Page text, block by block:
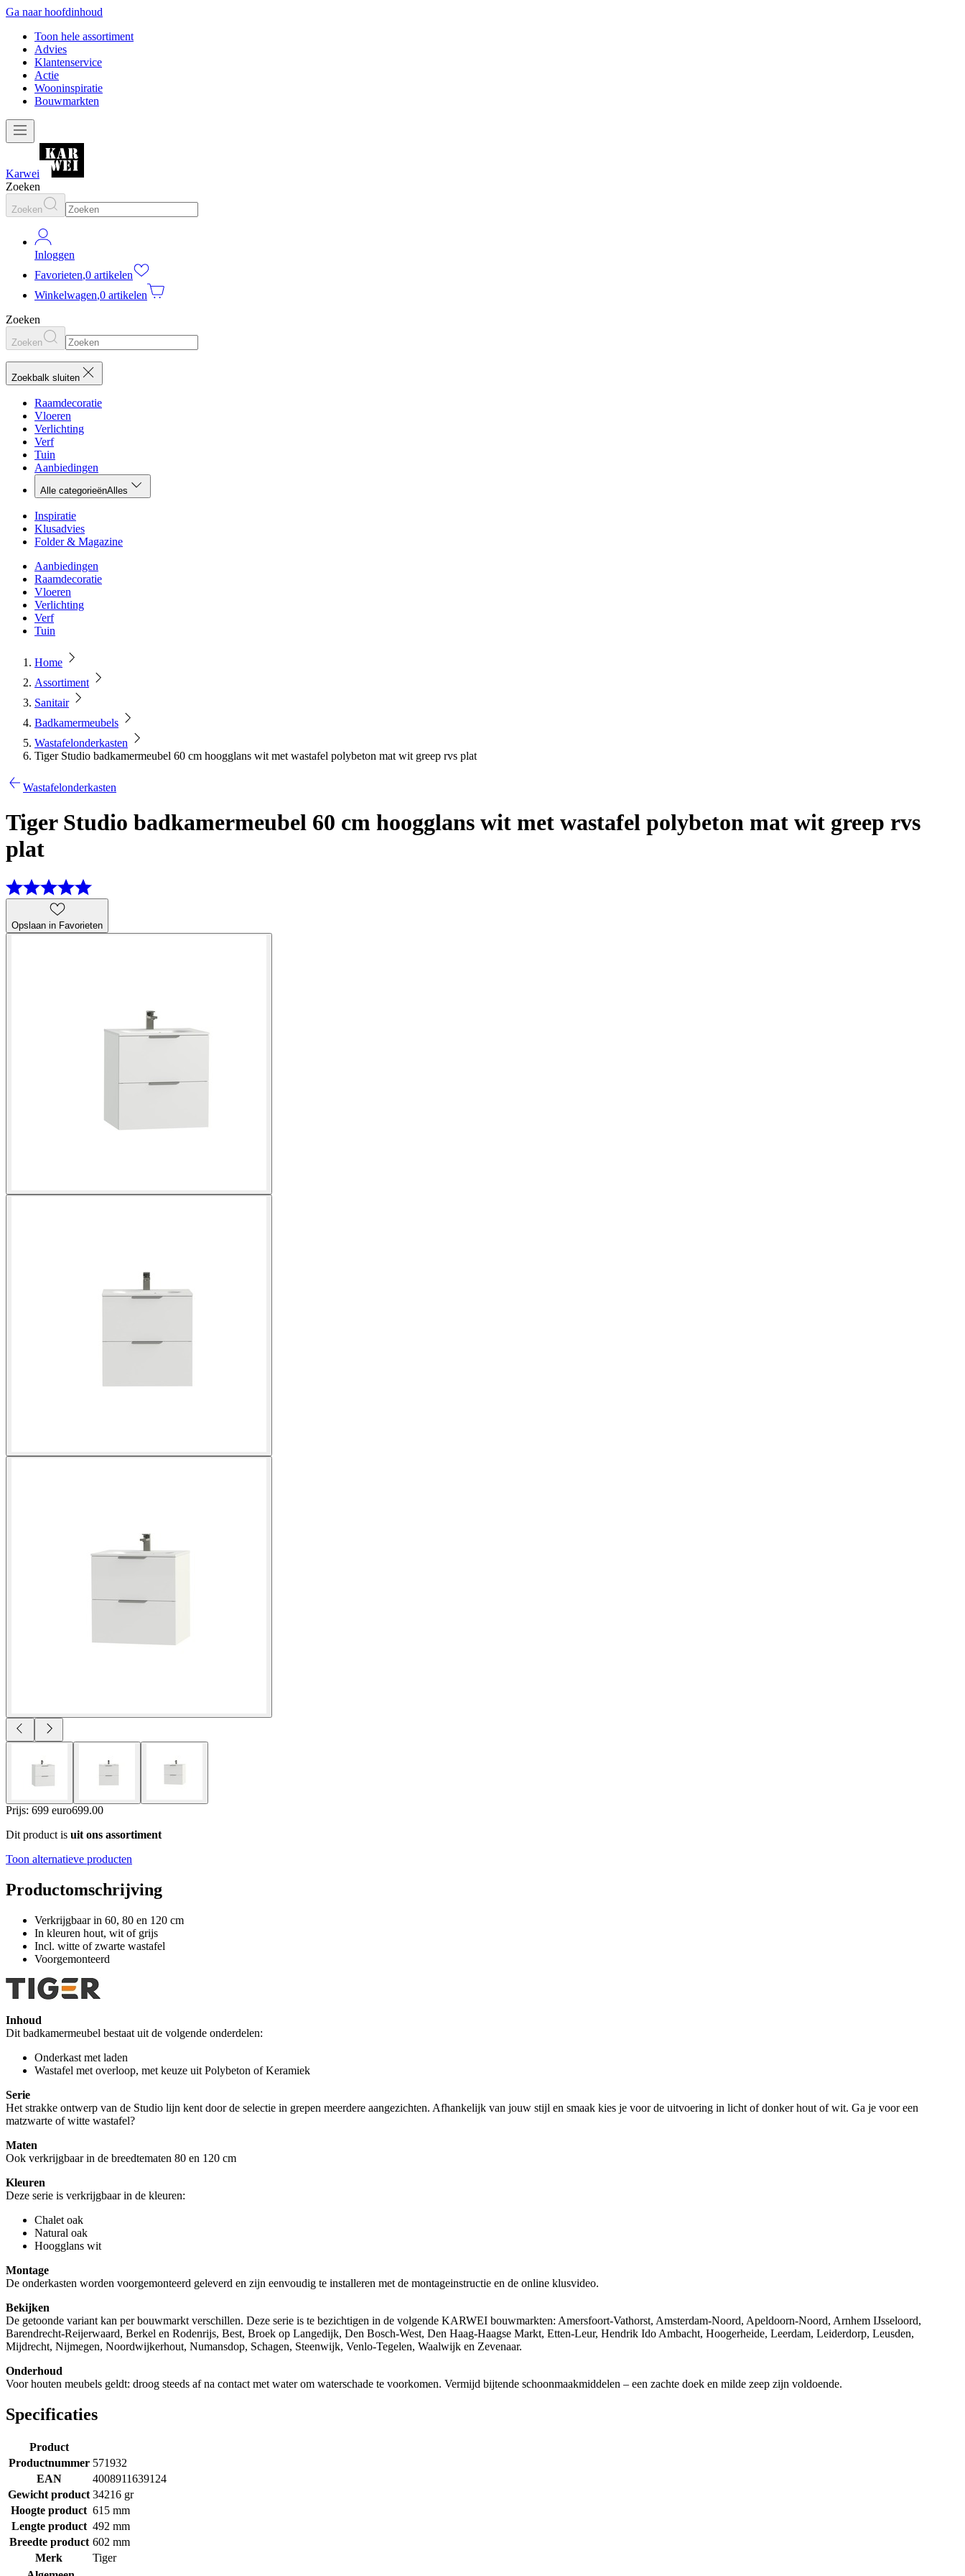
Ga naar hoofdinhoud
Toon hele assortiment
Advies
Klantenservice
Actie
Wooninspiratie
Bouwmarkten
Karwei
Zoeken
Zoeken
Inloggen
Favorieten,0 artikelen
Winkelwagen,0 artikelen
Zoeken
Zoeken
Zoekbalk sluiten
Raamdecoratie
Vloeren
Verlichting
Verf
Tuin
Aanbiedingen
Alle categorieënAlles
Inspiratie
Klusadvies
Folder & Magazine
Aanbiedingen
Raamdecoratie
Vloeren
Verlichting
Verf
Tuin
Home
Assortiment
Sanitair
Badkamermeubels
Wastafelonderkasten
Tiger Studio badkamermeubel 60 cm hoogglans wit met wastafel polybeton mat wit greep rvs plat
Wastafelonderkasten
Tiger Studio badkamermeubel 60 cm hoogglans wit met wastafel polybeton mat wit greep rvs
plat
Opslaan in Favorieten
Prijs: 699 euro699.00
Dit product is uit ons assortiment
Toon alternatieve producten
Productomschrijving
Verkrijgbaar in 60, 80 en 120 cm
In kleuren hout, wit of grijs
Incl. witte of zwarte wastafel
Voorgemonteerd
Inhoud
Dit badkamermeubel bestaat uit de volgende onderdelen:
Onderkast met laden
Wastafel met overloop, met keuze uit Polybeton of Keramiek
Serie
Het strakke ontwerp van de Studio lijn kent door de selectie in grepen meerdere aangezichten. Afhankelijk van jouw stijl en smaak kies je voor de uitvoering in licht of donker hout of wit. Ga je voor een
matzwarte of witte wastafel?
Maten
Ook verkrijgbaar in de breedtematen 80 en 120 cm
Kleuren
Deze serie is verkrijgbaar in de kleuren:
Chalet oak
Natural oak
Hoogglans wit
Montage
De onderkasten worden voorgemonteerd geleverd en zijn eenvoudig te installeren met de montageinstructie en de online klusvideo.
Bekijken
De getoonde variant kan per bouwmarkt verschillen. Deze serie is te bezichtigen in de volgende KARWEI bouwmarkten: Amersfoort-Vathorst, Amsterdam-Noord, Apeldoorn-Noord, Arnhem IJsseloord,
Barendrecht-Reijerwaard, Berkel en Rodenrijs, Best, Broek op Langedijk, Den Bosch-West, Den Haag-Haagse Markt, Etten-Leur, Hendrik Ido Ambacht, Hoogerheide, Leerdam, Leiderdorp, Leusden,
Mijdrecht, Nijmegen, Noordwijkerhout, Numansdop, Schagen, Steenwijk, Venlo-Tegelen, Waalwijk en Zevenaar.
Onderhoud
Voor houten meubels geldt: droog steeds af na contact met water om waterschade te voorkomen. Vermijd bijtende schoonmaakmiddelen – een zachte doek en milde zeep zijn voldoende.
Specificaties
Product
Productnummer 571932
EAN
4008911639124
Gewicht product 34216 gr
Hoogte product 615 mm
Lengte product 492 mm
Breedte product 602 mm
Merk
Tiger